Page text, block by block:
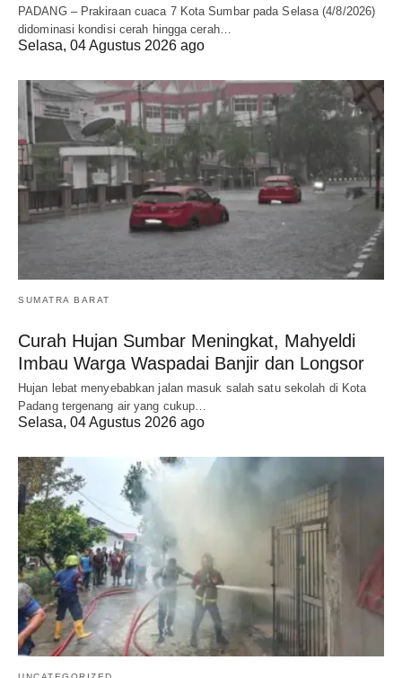
PADANG – Prakiraan cuaca 7 Kota Sumbar pada Selasa (4/8/2026)
didominasi kondisi cerah hingga cerah…
Selasa, 04 Agustus 2026 ago
SUMATRA BARAT
Curah Hujan Sumbar Meningkat, Mahyeldi
Imbau Warga Waspadai Banjir dan Longsor
Hujan lebat menyebabkan jalan masuk salah satu sekolah di Kota
Padang tergenang air yang cukup…
Selasa, 04 Agustus 2026 ago